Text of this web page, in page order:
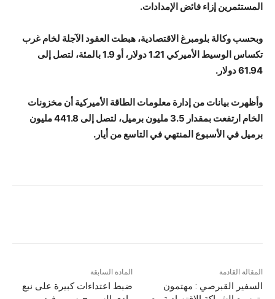
المستثمرين إزاء فائض الإمدادات.
وبحسب وكالة بلومبرغ الاقتصادية، هبطت العقود الآجلة لخام غرب
تكساس الوسيط الأميركي 1.21 دولار، أو 1.9 بالمئة، لتصل إلى
61.94 دولار.
وأظهرت بيانات من إدارة معلومات الطاقة الأميركية أن مخزونات
الخام ارتفعت بمقدار 3.5 مليون برميل، لتصل إلى 441.8 مليون
برميل في الأسبوع المنتهي في التاسع من أيار.
المادة السابقة
ضبط اعتداءات كبيرة على نبع
المقالة القادمة
السفير القبرصي : مهتمون